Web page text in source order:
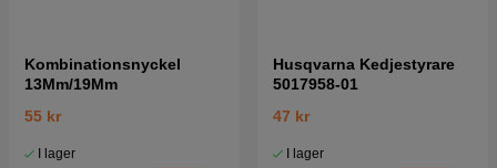
Kombinationsnyckel
13Mm/19Mm
55 kr
I lager
Husqvarna Kedjestyrare
5017958-01
47 kr
I lager